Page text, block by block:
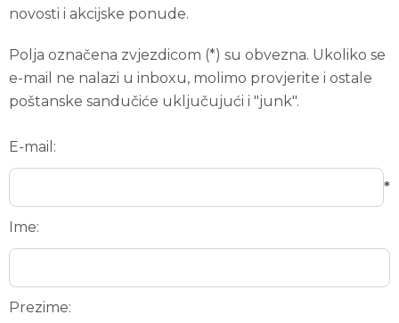
novosti i akcijske ponude.
Polja označena zvjezdicom (*) su obvezna. Ukoliko se
e-mail ne nalazi u inboxu, molimo provjerite i ostale
poštanske sandučiće uključujući i "junk".
E-mail:
*
Ime:
Prezime: